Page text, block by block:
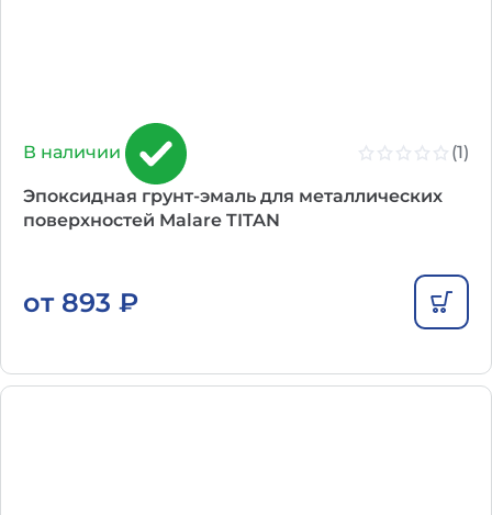
В наличии (1)
Эпоксидная грунт-эмаль для металлических
поверхностей Malare TITAN
от 893 ₽